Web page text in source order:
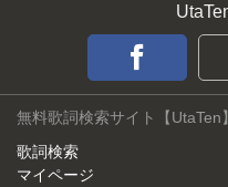
無料歌詞検索サイト【UtaTen
歌詞検索
マイページ